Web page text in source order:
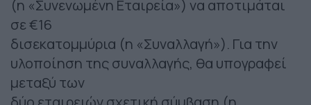
(η «Συνενωμένη Εταιρεία») να αποτιμάται
σε €16
δισεκατομμύρια (η «Συναλλαγή»). Για την
υλοποίηση της συναλλαγής, θα υπογραφεί
μεταξύ των